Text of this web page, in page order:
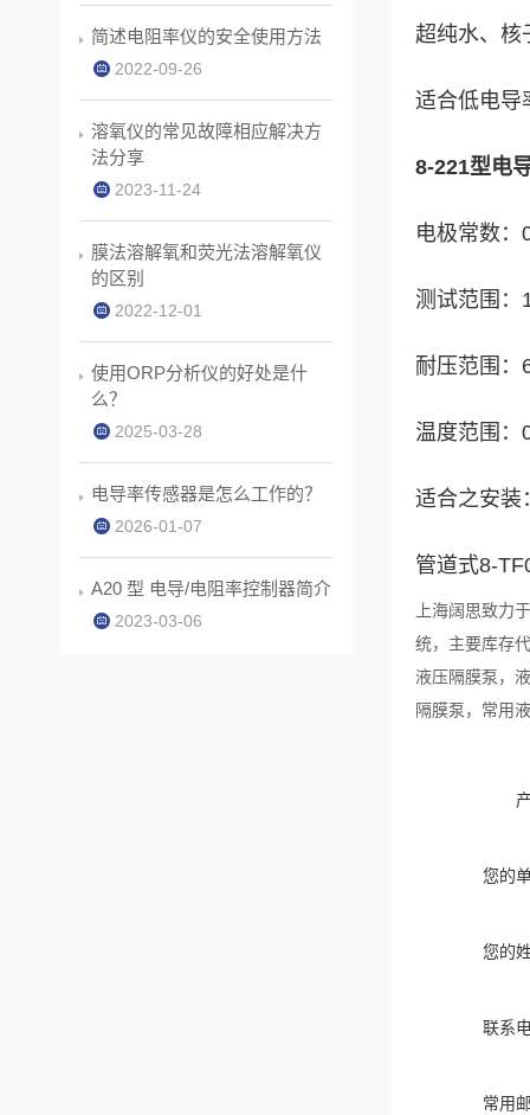
超纯水、核
适合低电导
8-221型电
电极常数：
测试范围
耐压范围：
温度范围
适合之安装
管道式8-
上海阔思致力
统，主要库存
液压隔膜泵，
隔膜泵，常用
您的
您的
联系
常用
简述电阻率仪的安全使用方法
2022-09-26
溶氧仪的常见故障相应解决方
法分享
2023-11-24
膜法溶解氧和荧光法溶解氧仪
的区别
2022-12-01
使用ORP分析仪的好处是什
么？
2025-03-28
电导率传感器是怎么工作的？
2026-01-07
A20 型 电导/电阻率控制器简介
2023-03-06